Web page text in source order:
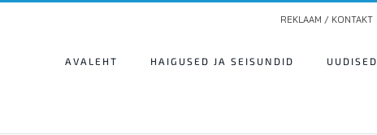
REKLAAM / KONTAKT
AVALEHT HAIGUSED JA SEISUNDID UUDISED